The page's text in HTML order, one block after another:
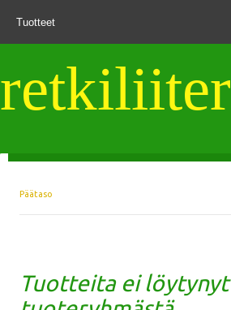
Tuotteet
Päätaso
Tuotteita ei